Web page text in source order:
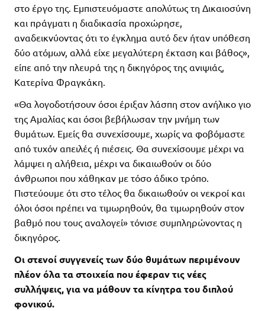
στο έργο της. Εμπιστευόμαστε απολύτως τη Δικαιοσύνη
και πράγματι η διαδικασία προχώρησε,
αναδεικνύοντας ότι το έγκλημα αυτό δεν ήταν υπόθεση
δύο ατόμων, αλλά είχε μεγαλύτερη έκταση και βάθος»,
είπε από την πλευρά της η δικηγόρος της ανιψιάς,
Κατερίνα Φραγκάκη.
«Θα λογοδοτήσουν όσοι έριξαν λάσπη στον ανήλικο γιο
της Αμαλίας και όσοι βεβήλωσαν την μνήμη των
θυμάτων. Εμείς θα συνεχίσουμε, χωρίς να φοβόμαστε
από τυχόν απειλές ή πιέσεις. Θα συνεχίσουμε μέχρι να
λάμψει η αλήθεια, μέχρι να δικαιωθούν οι δύο
άνθρωποι που χάθηκαν με τόσο άδικο τρόπο.
Πιστεύουμε ότι στο τέλος θα δικαιωθούν οι νεκροί και
όλοι όσοι πρέπει να τιμωρηθούν, θα τιμωρηθούν στον
βαθμό που τους αναλογεί» τόνισε συμπληρώνοντας η
δικηγόρος.
Οι στενοί συγγενείς των δύο θυμάτων περιμένουν
πλέον όλα τα στοιχεία που έφεραν τις νέες
συλλήψεις, για να μάθουν τα κίνητρα του διπλού
φονικού.